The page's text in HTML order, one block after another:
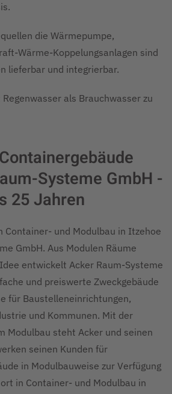
die Wärmepumpe,
Wärme-Koppelungsanlagen sind
lieferbar und integrierbar.
als Brauchwasser zu
Systeme GmbH -
25 Jahren
Container- und Modulbau in Itzehoe
GmbH. Aus Modulen Räume
entwickelt Acker Raum-Systeme
und preiswerte Zweckgebäude
für Baustelleneinrichtungen,
und Kommunen. Mit der
Modulbau steht Acker und seinen
seinen Kunden für
in Modulbauweise zur Verfügung
in Container- und Modulbau in